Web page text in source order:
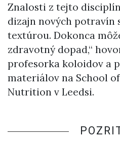
Znalosti z tejto
dizajn nových potravín
textúrou. Dokonca
zdravotný dopad,“
profesorka koloidov a
materiálov na School
Nutrition v Leedsi.